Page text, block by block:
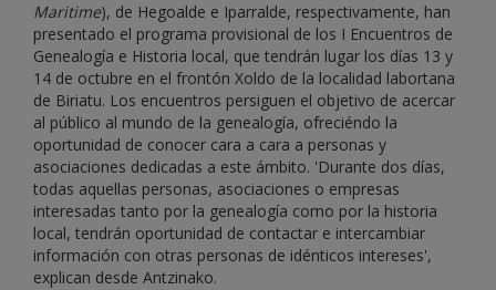
Maritime), de Hegoalde e Iparralde, respectivamente, han
presentado el programa provisional de los I Encuentros de
Genealogía e Historia local, que tendrán lugar los días 13 y
14 de octubre en el frontón Xoldo de la localidad labortana
de Biriatu. Los encuentros persiguen el objetivo de acercar
al público al mundo de la genealogía, ofreciéndo la
oportunidad de conocer cara a cara a personas y
asociaciones dedicadas a este ámbito. 'Durante dos días,
todas aquellas personas, asociaciones o empresas
interesadas tanto por la genealogía como por la historia
local, tendrán oportunidad de contactar e intercambiar
información con otras personas de idénticos intereses',
explican desde Antzinako.